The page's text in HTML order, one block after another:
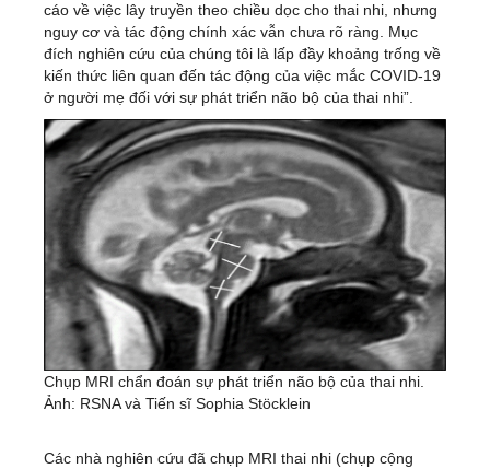
cáo về việc lây truyền theo chiều dọc cho thai nhi, nhưng
nguy cơ và tác động chính xác vẫn chưa rõ ràng. Mục
đích nghiên cứu của chúng tôi là lấp đầy khoảng trống về
kiến thức liên quan đến tác động của việc mắc COVID-19
ở người mẹ đối với sự phát triển não bộ của thai nhi”.
Chụp MRI chẩn đoán sự phát triển não bộ của thai nhi.
Ảnh: RSNA và Tiến sĩ Sophia Stöcklein
Các nhà nghiên cứu đã chụp MRI thai nhi (chụp cộng